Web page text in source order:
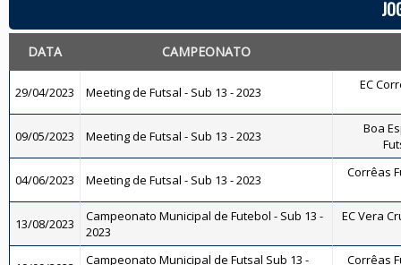
DATA CAMPEONATO
29/04/2023 Meeting de Futsal - Sub 13 - 2023 EC
09/05/2023 Meeting de Futsal - Sub 13 - 2023
Boa
04/06/2023 Meeting de Futsal - Sub 13 - 2023 Corrêas
13/08/2023
Campeonato Municipal de Futebol - Sub 13 -
2023
EC Vera
Campeonato Municipal de Futsal Sub 13 - Corrêas